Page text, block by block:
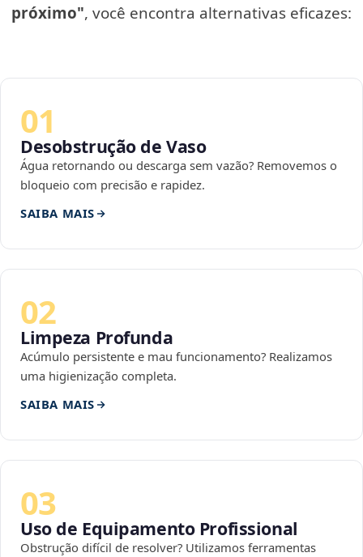
próximo", você encontra alternativas eficazes:
01
Desobstrução de Vaso
Água retornando ou descarga sem vazão? Removemos o
bloqueio com precisão e rapidez.
SAIBA MAIS
02
Limpeza Profunda
Acúmulo persistente e mau funcionamento? Realizamos
uma higienização completa.
SAIBA MAIS
03
Uso de Equipamento Profissional
Obstrução difícil de resolver? Utilizamos ferramentas